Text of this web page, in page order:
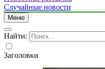
Случайные новости
Меню
Найти:
Заголовки